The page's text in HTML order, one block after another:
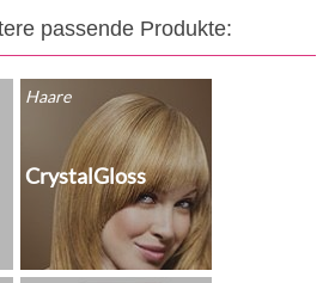
passende Produkte:
Haare
CrystalGloss